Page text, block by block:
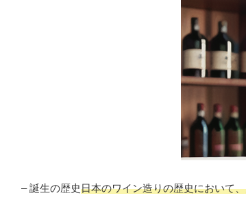
– 誕生の歴史日本のワイン造りの歴史において